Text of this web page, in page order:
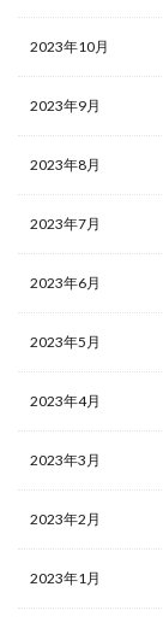
2023年10月
2023年9月
2023年8月
2023年7月
2023年6月
2023年5月
2023年4月
2023年3月
2023年2月
2023年1月